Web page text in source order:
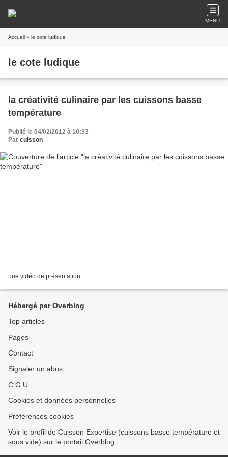
MENU
Accueil » le cote ludique
le cote ludique
la créativité culinaire par les cuissons basse
température
Publié le 04/02/2012 à 10:33
Par cuisson
une vidéo de présentation
Hébergé par Overblog
Top articles
Pages
Contact
Signaler un abus
C.G.U.
Cookies et données personnelles
Préférences cookies
Voir le profil de Cuisson Expertise (cuissons basse température et
sous vide) sur le portail Overblog